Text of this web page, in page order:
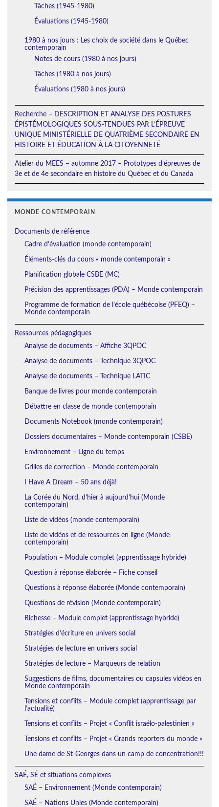
Tâches (1945-1980)
Évaluations (1945-1980)
1980 à nos jours : Les choix de société dans le Québec
contemporain
Notes de cours (1980 à nos jours)
Tâches (1980 à nos jours)
Évaluations (1980 à nos jours)
Recherche – DESCRIPTION ET ANALYSE DES POSTURES
ÉPISTÉMOLOGIQUES SOUS-TENDUES PAR L’ÉPREUVE
UNIQUE MINISTÉRIELLE DE QUATRIÈME SECONDAIRE EN
HISTOIRE ET ÉDUCATION À LA CITOYENNETÉ
Atelier du MEES – automne 2017 – Prototypes d’épreuves de
3e et de 4e secondaire en histoire du Québec et du Canada
MONDE CONTEMPORAIN
Documents de référence
Cadre d’évaluation (monde contemporain)
Éléments-clés du cours « monde contemporain »
Planification globale CSBE (MC)
Précision des apprentissages (PDA) – Monde contemporain
Programme de formation de l’école québécoise (PFEQ) –
Monde contemporain
Ressources pédagogiques
Analyse de documents – Affiche 3QPOC
Analyse de documents – Technique 3QPOC
Analyse de documents – Technique LATIC
Banque de livres pour monde contemporain
Débattre en classe de monde contemporain
Documents Notebook (monde contemporain)
Dossiers documentaires – Monde contemporain (CSBE)
Environnement – Ligne du temps
Grilles de correction – Monde contemporain
I Have A Dream – 50 ans déjà!
La Corée du Nord, d’hier à aujourd’hui (Monde
contemporain)
Liste de vidéos (monde contemporain)
Liste de vidéos et de ressources en ligne (Monde
contemporain)
Population – Module complet (apprentissage hybride)
Question à réponse élaborée – Fiche conseil
Questions à réponse élaborée (Monde contemporain)
Questions de révision (Monde contemporain)
Richesse – Module complet (apprentissage hybride)
Stratégies d’écriture en univers social
Stratégies de lecture en univers social
Stratégies de lecture – Marqueurs de relation
Suggestions de films, documentaires ou capsules vidéos en
Monde contemporain
Tensions et conflits – Module complet (apprentissage par
l’actualité)
Tensions et conflits – Projet « Conflit israélo-palestinien »
Tensions et conflits – Projet « Grands reporters du monde »
Une dame de St-Georges dans un camp de concentration!!!
SAÉ, SÉ et situations complexes
SAÉ – Environnement (Monde contemporain)
SAÉ – Nations Unies (Monde contemporain)